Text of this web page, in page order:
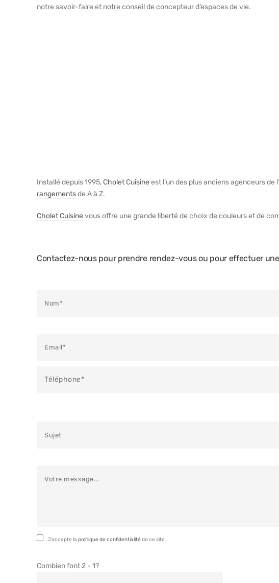
notre savoir-faire et notre conseil de concepteur d’espaces de vie.
Installé depuis 1995,Cholet Cuisine est l’un des plus anciens agenceurs
rangementsde A à Z.
Cholet Cuisine vous offre une grande liberté de choix de couleurs et de
Contactez-nous pour prendre rendez-vous ou pour effectuer
J'accepte lapolitique de confidentialité de ce site
Combien font 2 - 1?